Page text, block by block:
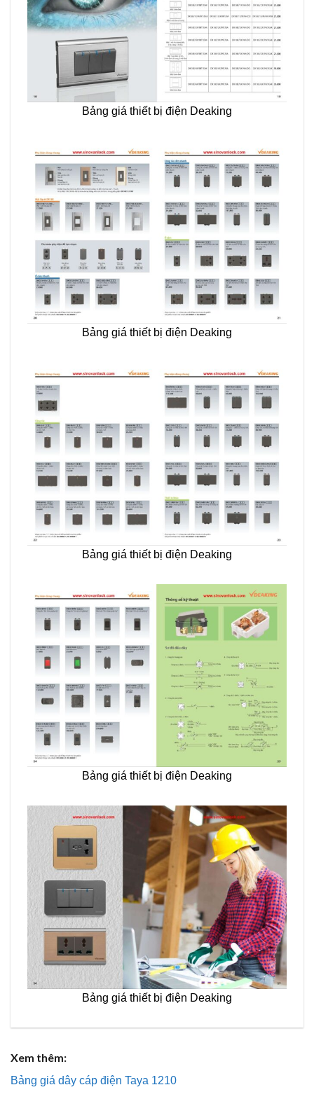
Bảng giá thiết bị điện Deaking
Bảng giá thiết bị điện Deaking
Bảng giá thiết bị điện Deaking
Bảng giá thiết bị điện Deaking
Bảng giá thiết bị điện Deaking
Xem thêm:
Bảng giá dây cáp điện Taya 1210